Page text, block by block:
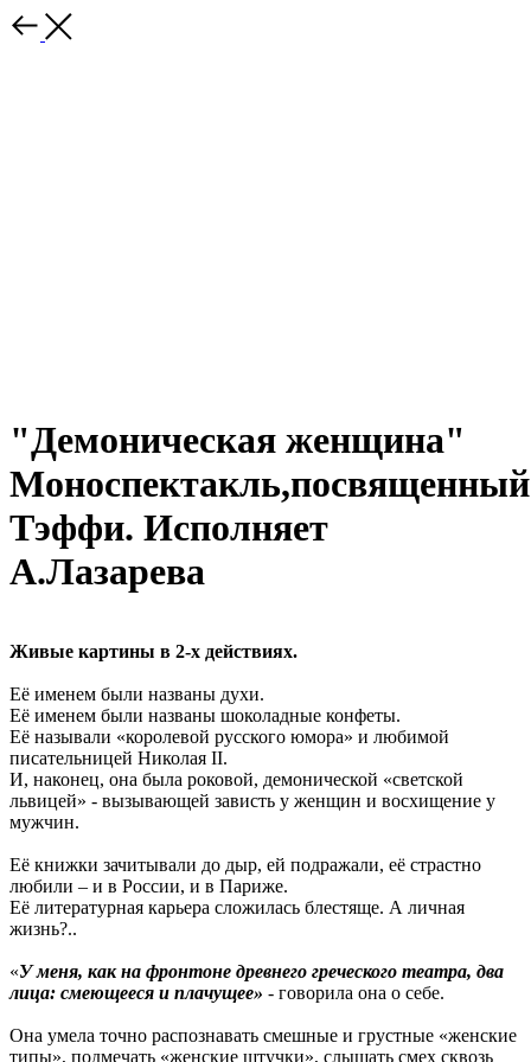
"Демоническая женщина"
Моноспектакль,посвященный
Тэффи. Исполняет
А.Лазарева
Живые картины в 2-х действиях.
Её именем были названы духи.
Её именем были названы шоколадные конфеты.
Её называли «королевой русского юмора» и любимой
писательницей Николая II.
И, наконец, она была роковой, демонической «светской
львицей» - вызывающей зависть у женщин и восхищение у
мужчин.
Её книжки зачитывали до дыр, ей подражали, её страстно
любили – и в России, и в Париже.
Её литературная карьера сложилась блестяще. А личная
жизнь?..
«У меня, как на фронтоне древнего греческого театра, два
лица: смеющееся и плачущее» - говорила она о себе.
Она умела точно распознавать смешные и грустные «женские
типы», подмечать «женские штучки», слышать смех сквозь